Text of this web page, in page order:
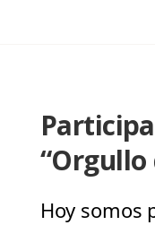
“Orgullo
Hoy somos